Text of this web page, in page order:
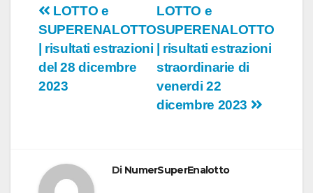
Navigazione
articoli
LOTTO e
SUPERENALOTTO
| risultati estrazioni
straordinarie di
venerdi 22
dicembre 2023
LOTTO e
SUPERENALOTTO
| risultati estrazioni
del 28 dicembre
2023
Di NumerSuperEnalotto